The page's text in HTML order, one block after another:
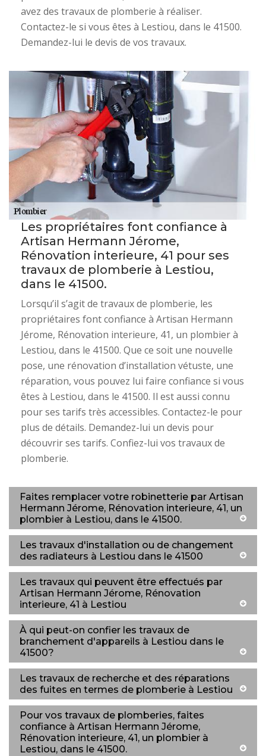
avez des travaux de plomberie à réaliser.
Contactez-le si vous êtes à Lestiou, dans le 41500.
Demandez-lui le devis de vos travaux.
Les propriétaires font confiance à
Artisan Hermann Jérome,
Rénovation interieure, 41 pour ses
travaux de plomberie à Lestiou,
dans le 41500.
Lorsqu’il s’agit de travaux de plomberie, les
propriétaires font confiance à Artisan Hermann
Jérome, Rénovation interieure, 41, un plombier à
Lestiou, dans le 41500. Que ce soit une nouvelle
pose, une rénovation d’installation vétuste, une
réparation, vous pouvez lui faire confiance si vous
êtes à Lestiou, dans le 41500. Il est aussi connu
pour ses tarifs très accessibles. Contactez-le pour
plus de détails. Demandez-lui un devis pour
découvrir ses tarifs. Confiez-lui vos travaux de
plomberie.
Faites remplacer votre robinetterie par Artisan
Hermann Jérome, Rénovation interieure, 41, un
plombier à Lestiou, dans le 41500.
Les travaux d'installation ou de changement
des radiateurs à Lestiou dans le 41500
Les travaux qui peuvent être effectués par
Artisan Hermann Jérome, Rénovation
interieure, 41 à Lestiou
À qui peut-on confier les travaux de
branchement d'appareils à Lestiou dans le
41500?
Les travaux de recherche et des réparations
des fuites en termes de plomberie à Lestiou
Pour vos travaux de plomberies, faites
confiance à Artisan Hermann Jérome,
Rénovation interieure, 41, un plombier à
Lestiou, dans le 41500.